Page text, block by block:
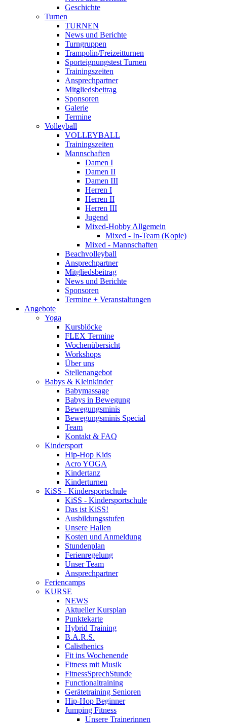
Geschichte
Turnen
TURNEN
News und Berichte
Turngruppen
Trampolin/Freizeitturnen
Sporteignungstest Turnen
Trainingszeiten
Ansprechpartner
Mitgliedsbeitrag
Sponsoren
Galerie
Termine
Volleyball
VOLLEYBALL
Trainingszeiten
Mannschaften
Damen I
Damen II
Damen III
Herren I
Herren II
Herren III
Jugend
Mixed-Hobby Allgemein
Mixed - In-Team (Kopie)
Mixed - Mannschaften
Beachvolleyball
Ansprechpartner
Mitgliedsbeitrag
News und Berichte
Sponsoren
Termine + Veranstaltungen
Angebote
Yoga
Kursblöcke
FLEX Termine
Wochenübersicht
Workshops
Über uns
Stellenangebot
Babys & Kleinkinder
Babymassage
Babys in Bewegung
Bewegungsminis
Bewegungsminis Special
Team
Kontakt & FAQ
Kindersport
Hip-Hop Kids
Acro YOGA
Kindertanz
Kinderturnen
KiSS - Kindersportschule
KiSS - Kindersportschule
Das ist KiSS!
Ausbildungsstufen
Unsere Hallen
Kosten und Anmeldung
Stundenplan
Ferienregelung
Unser Team
Ansprechpartner
Feriencamps
KURSE
NEWS
Aktueller Kursplan
Punktekarte
Hybrid Training
B.A.R.S.
Calisthenics
Fit ins Wochenende
Fitness mit Musik
FitnessSprechStunde
Functionaltraining
Gerätetraining Senioren
Hip-Hop Beginner
Jumping Fitness
Unsere Trainerinnen